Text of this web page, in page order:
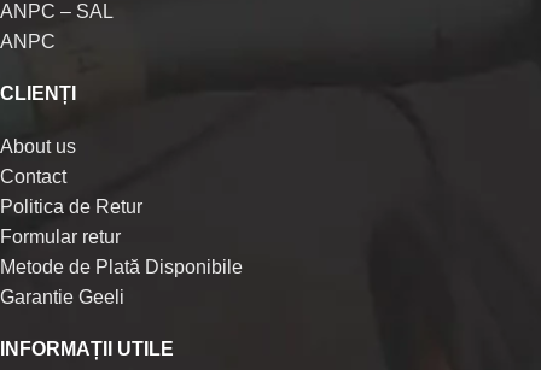
ANPC – SAL
ANPC
CLIENȚI
About us
Contact
Politica de Retur
Formular retur
Metode de Plată Disponibile
Garantie Geeli
INFORMAȚII UTILE